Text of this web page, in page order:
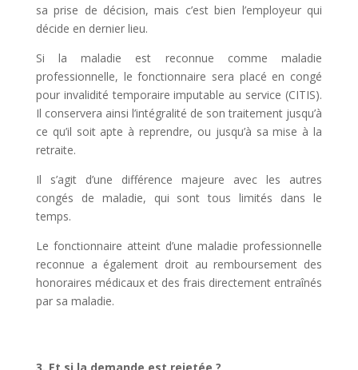
sa prise de décision, mais c’est bien l’employeur qui
décide en dernier lieu.
Si la maladie est reconnue comme maladie
professionnelle, le fonctionnaire sera placé en congé
pour invalidité temporaire imputable au service (CITIS).
Il conservera ainsi l’intégralité de son traitement jusqu’à
ce qu’il soit apte à reprendre, ou jusqu’à sa mise à la
retraite.
Il s’agit d’une différence majeure avec les autres
congés de maladie, qui sont tous limités dans le
temps.
Le fonctionnaire atteint d’une maladie professionnelle
reconnue a également droit au remboursement des
honoraires médicaux et des frais directement entraînés
par sa maladie.